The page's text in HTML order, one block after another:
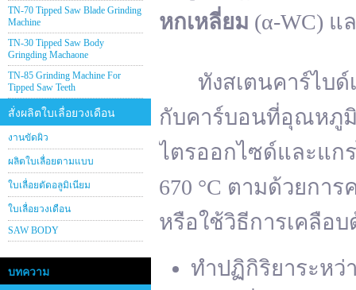
TN-70 Tipped Saw Blade Grinding
Machine
TN-30 Tipped Saw Body
Gringding Machaone
TN-85 Grinding Machine For
Tipped Saw Teeth
สั่งผลิตใบเลื่อยวงเดือน
งานขัดผิว
ผลิตใบเลื่อยตามแบบ
ใบเลื่อยตัดอลูมิเนียม
ใบเลื่อยวงเดือน
SAW BODY
บทความ
หกเหลี่ยม (α-WC) แ
ทังสเตนคาร์ไบด์เ
กับคาร์บอนที่อุณหภูมิ
ไตรออกไซด์และแก
670 °C ตามด้วยกา
หรือใช้วิธีการเคลือบ
ทำปฏิกิริยาระหว่